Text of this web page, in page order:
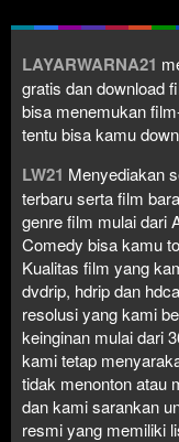
LAYARWARNA21
gratis dan download
bisa menemukan
tentu bisa kamu
LW21 Menyediakan
terbaru serta film
genre film mulai dari
Comedy bisa kamu
Kualitas film yang
dvdrip, hdrip dan
resolusi yang kami
keinginan mulai dari
kami tetap
tidak menonton atau
dan kami sarankan
resmi yang memiliki